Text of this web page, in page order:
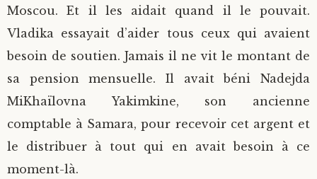
Moscou. Et il les aidait quand il le pouvait.
Vladika essayait d’aider tous ceux qui avaient
besoin de soutien. Jamais il ne vit le montant de
sa pension mensuelle. Il avait béni Nadejda
MiKhaïlovna Yakimkine, son ancienne
comptable à Samara, pour recevoir cet argent et
le distribuer à tout qui en avait besoin à ce
moment-là.